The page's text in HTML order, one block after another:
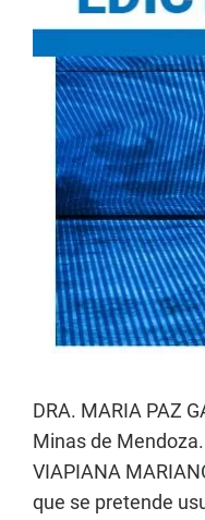
DRA. MARIA PAZ
Minas de
VIAPIANA
que se pretende